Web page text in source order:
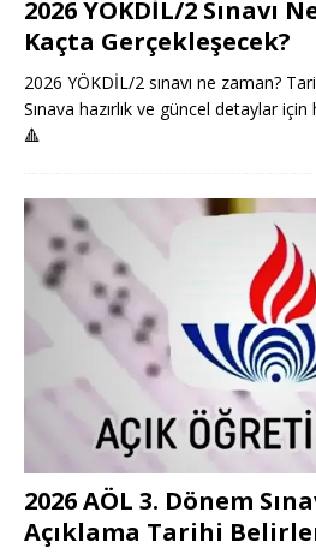
2026 YÖKDİL/2 Sınavı
Kaçta Gerçekleşecek?
2026 YÖKDİL/2 sınavı ne zaman?
Sınava hazırlık ve güncel detaylar
🔺
2026 AÖL 3. Dönem
Açıklama Tarihi